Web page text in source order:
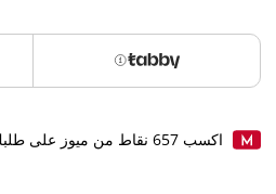
اكسب657نقاط من ميوز على طلبك